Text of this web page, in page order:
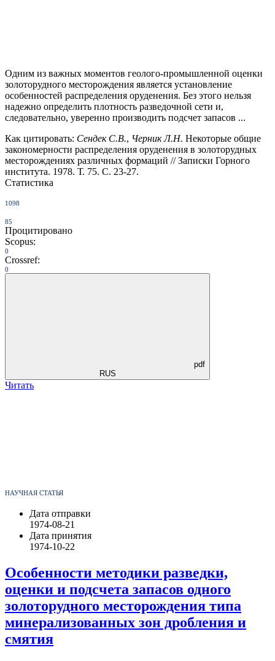
Одним из важных моментов геолого-промышленной оценки
золоторудного месторождения является установление
особенностей распределения оруденения. Без этого нельзя
надежно определить плотность разведочной сети и,
следовательно, уверенно производить подсчет запасов ...
Как цитировать: Сендек С.В., Черник Л.Н. Некоторые общие
закономерности распределения оруденения в золоторудных
месторождениях различных формаций // Записки Горного
института. 1978. Т. 75. С. 23-27.
Статистика
1098
85
Процитировано
Scopus:
0
Crossref:
0
pdf
RUS
Читать
НАУЧНАЯ СТАТЬЯ
Дата отправки
1974-08-21
Дата принятия
1974-10-22
Особенности методики разведки,
оценки и подсчета запасов одного
золоторудного месторождения типа
минерализованных зон дробления и
смятия